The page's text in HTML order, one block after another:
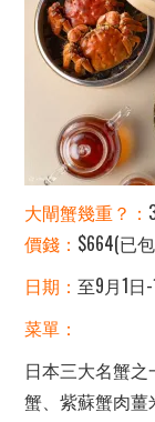
大閘蟹幾重？：
價錢： $664(已
日期：至9月1日
菜單：
日本三大名蟹
蟹、紫蘇蟹肉薑